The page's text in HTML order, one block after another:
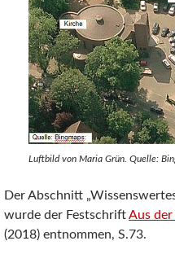
Luftbild von Maria Grün. Quelle:
Der Abschnitt
wurde der FestschriftAus
(2018) entnommen, S.73.